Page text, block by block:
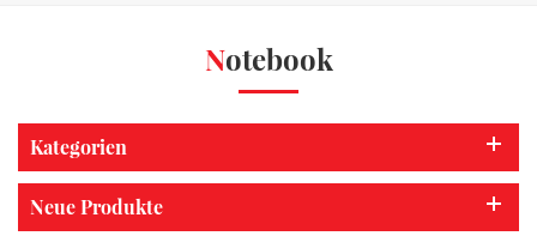
Notebook
Kategorien
Neue Produkte